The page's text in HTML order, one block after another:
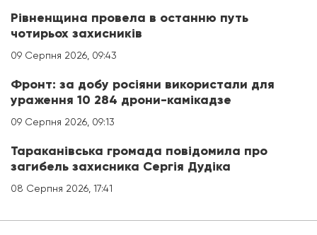
Рівненщина провела в останню путь
чотирьох захисників
09 Серпня 2026, 09:43
Фронт: за добу росіяни використали для
ураження 10 284 дрони-камікадзе
09 Серпня 2026, 09:13
Тараканівська громада повідомила про
загибель захисника Сергія Дудіка
08 Серпня 2026, 17:41